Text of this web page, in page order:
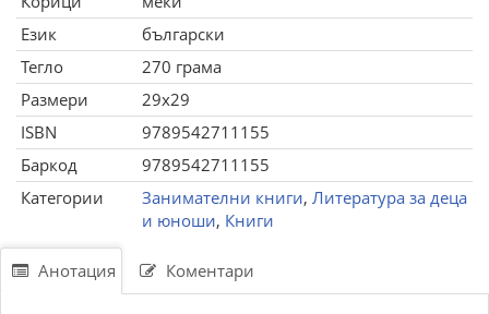
Език
български
Тегло
270 грама
Размери
29x29
ISBN
9789542711155
Баркод
9789542711155
Категории
Занимателни книги, Литература за деца
и юноши, Книги
Анотация Коментари